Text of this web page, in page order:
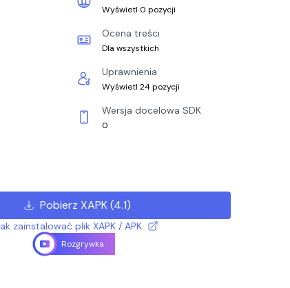
Wyświetl 0 pozycji
Ocena treści
Dla wszystkich
Uprawnienia
Wyświetl 24 pozycji
Wersja docelowa SDK
0
Pobierz XAPK(4.1)
zainstalować plik XAPK / APK
Rozgrywka